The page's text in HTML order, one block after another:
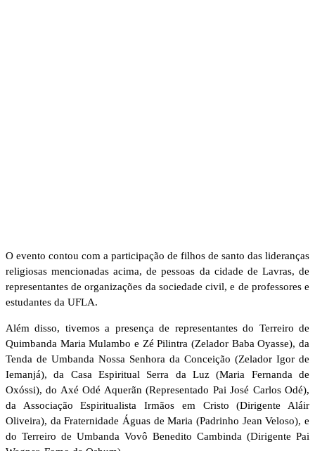
O evento contou com a participação de filhos de santo das lideranças
religiosas mencionadas acima, de pessoas da cidade de Lavras, de
representantes de organizações da sociedade civil, e de professores e
estudantes da UFLA.
Além disso, tivemos a presença de representantes do Terreiro de
Quimbanda Maria Mulambo e Zé Pilintra (Zelador Baba Oyasse), da
Tenda de Umbanda Nossa Senhora da Conceição (Zelador Igor de
Iemanjá), da Casa Espiritual Serra da Luz (Maria Fernanda de
Oxóssi), do Axé Odé Aquerãn (Representado Pai José Carlos Odé),
da Associação Espiritualista Irmãos em Cristo (Dirigente Aláir
Oliveira), da Fraternidade Águas de Maria (Padrinho Jean Veloso), e
do Terreiro de Umbanda Vovô Benedito Cambinda (Dirigente Pai